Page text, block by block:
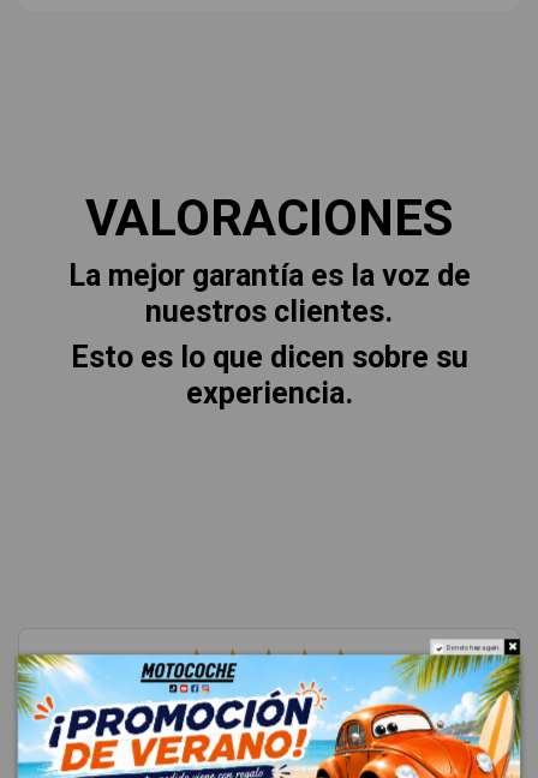
VALORACIONES
La mejor garantía es la voz de
nuestros clientes.
Esto es lo que dicen sobre su
experiencia.
★ ★ ★ ★ ★
4.8
Excelente
(4685 reseñas)
Do not show again.